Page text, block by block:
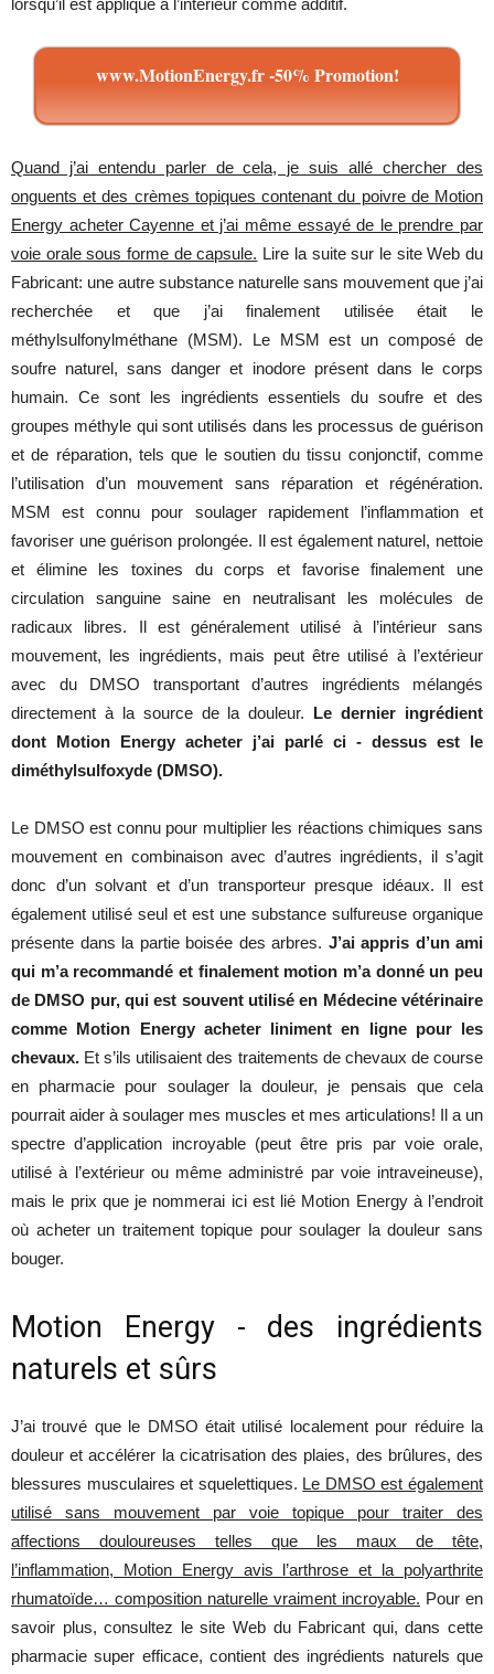
lorsqu’il est appliqué à l’intérieur comme additif.
www.MotionEnergy.fr -50% Promotion!
Quand j’ai entendu parler de cela, je suis allé chercher des
onguents et des crèmes topiques contenant du poivre de Motion
Energy acheter Cayenne et j’ai même essayé de le prendre par
voie orale sous forme de capsule. Lire la suite sur le site Web du
Fabricant: une autre substance naturelle sans mouvement que j’ai
recherchée et que j’ai finalement utilisée était le
méthylsulfonylméthane (MSM). Le MSM est un composé de
soufre naturel, sans danger et inodore présent dans le corps
humain. Ce sont les ingrédients essentiels du soufre et des
groupes méthyle qui sont utilisés dans les processus de guérison
et de réparation, tels que le soutien du tissu conjonctif, comme
l’utilisation d’un mouvement sans réparation et régénération.
MSM est connu pour soulager rapidement l’inflammation et
favoriser une guérison prolongée. Il est également naturel, nettoie
et élimine les toxines du corps et favorise finalement une
circulation sanguine saine en neutralisant les molécules de
radicaux libres. Il est généralement utilisé à l’intérieur sans
mouvement, les ingrédients, mais peut être utilisé à l’extérieur
avec du DMSO transportant d’autres ingrédients mélangés
directement à la source de la douleur. Le dernier ingrédient
dont Motion Energy acheter j’ai parlé ci - dessus est le
diméthylsulfoxyde (DMSO).
Le DMSO est connu pour multiplier les réactions chimiques sans
mouvement en combinaison avec d’autres ingrédients, il s’agit
donc d’un solvant et d’un transporteur presque idéaux. Il est
également utilisé seul et est une substance sulfureuse organique
présente dans la partie boisée des arbres. J’ai appris d’un ami
qui m’a recommandé et finalement motion m’a donné un peu
de DMSO pur, qui est souvent utilisé en Médecine vétérinaire
comme Motion Energy acheter liniment en ligne pour les
chevaux. Et s’ils utilisaient des traitements de chevaux de course
en pharmacie pour soulager la douleur, je pensais que cela
pourrait aider à soulager mes muscles et mes articulations! Il a un
spectre d’application incroyable (peut être pris par voie orale,
utilisé à l’extérieur ou même administré par voie intraveineuse),
mais le prix que je nommerai ici est lié Motion Energy à l’endroit
où acheter un traitement topique pour soulager la douleur sans
bouger.
Motion Energy - des ingrédients
naturels et sûrs
J’ai trouvé que le DMSO était utilisé localement pour réduire la
douleur et accélérer la cicatrisation des plaies, des brûlures, des
blessures musculaires et squelettiques. Le DMSO est également
utilisé sans mouvement par voie topique pour traiter des
affections douloureuses telles que les maux de tête,
l’inflammation, Motion Energy avis l’arthrose et la polyarthrite
rhumatoïde… composition naturelle vraiment incroyable. Pour en
savoir plus, consultez le site Web du Fabricant qui, dans cette
pharmacie super efficace, contient des ingrédients naturels que